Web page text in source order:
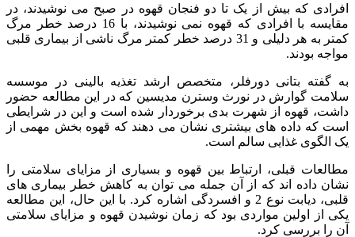
افرادی که بیش از یک تا دو فنجان قهوه در صبح می نوشیدند، در
مقایسه با افرادی که قهوه نمی نوشیدند، با 16 درصد خطر مرگ
کمتر به هر دلیلی و 31 درصد خطر کمتر مرگ ناشی از بیماری قلبی
مواجه بودند.
به گفته بتانی دورفلر، متخصص ارشد تغذیه بالینی در موسسه
سلامت گوارش در نورث وسترن مدیسین که در این مطالعه حضور
داشت، قهوه از شهرت بدی برخوردار شده است و این در شرایطی
است که داده های بیشتری نشان می دهند که قهوه بخش مهمی از
یک الگوی غذایی سالم است.
مطالعات قبلی، ارتباط بین قهوه و بسیاری از مزایای سلامتی را
نشان داده اند که از آن جمله می توان به کاهش خطر بیماری های
قلبی، دیابت نوع 2 و افسردگی اشاره کرد. با این حال، این مطالعه
یکی از اولین مواردی بود که زمان نوشیدن قهوه و مزایای سلامتی
آن را بررسی کرد.